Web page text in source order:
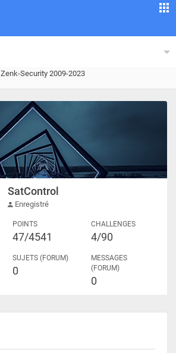
Zenk-Security 2009-2023
SatControl
Enregistré
POINTS
47/4541
CHALLENGES
4/90
SUJETS (FORUM)
0
MESSAGES
(FORUM)
0